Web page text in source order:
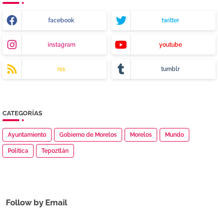
facebook twitter
instagram youtube
rss tumblr
CATEGORÍAS
Ayuntamiento Gobierno de Morelos Morelos Mundo
Política Tepoztlán
Follow by Email